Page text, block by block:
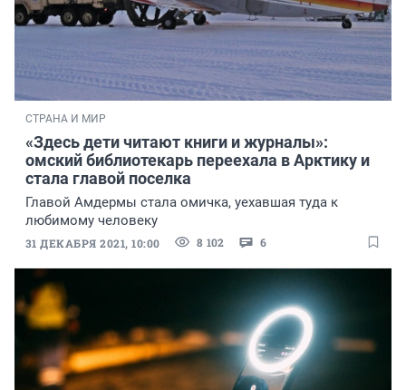
СТРАНА И МИР
«Здесь дети читают книги и журналы»:
омский библиотекарь переехала в Арктику и
стала главой поселка
Главой Амдермы стала омичка, уехавшая туда к
любимому человеку
31 ДЕКАБРЯ 2021, 10:00 8 102 6